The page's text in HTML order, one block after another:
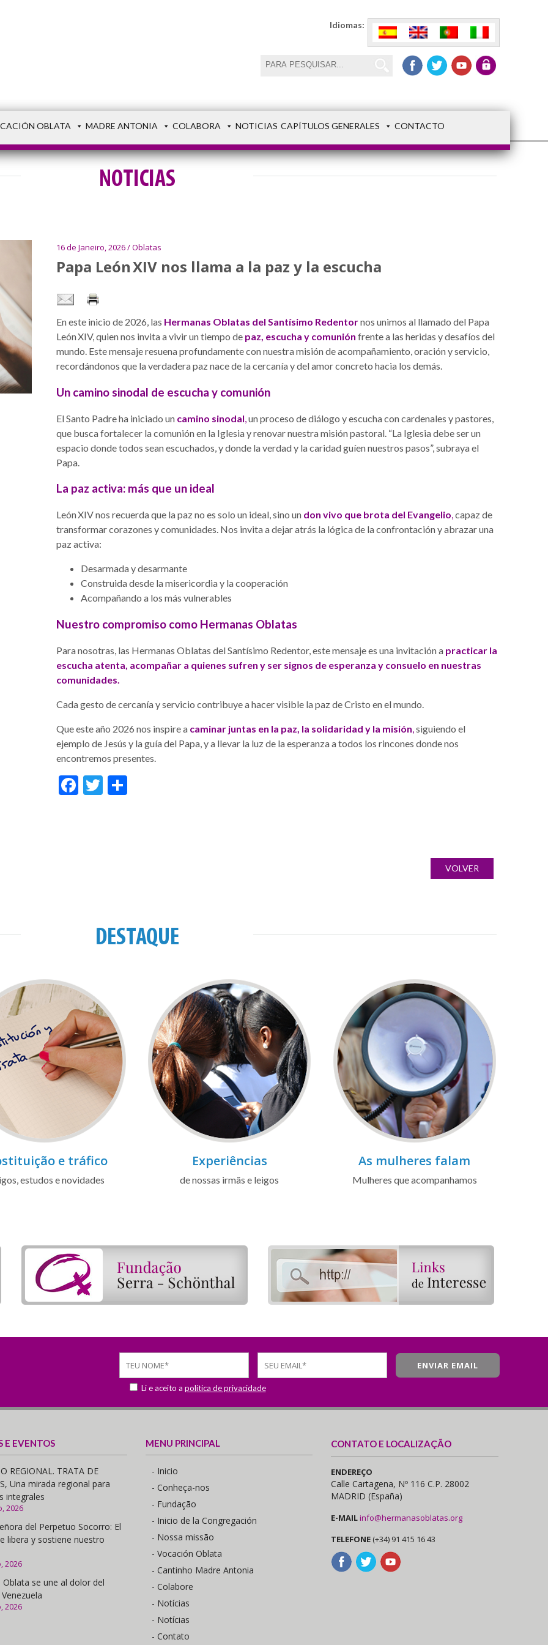
Idiomas:
OBLATA MADRE ANTONIA COLABORA NOTICIAS CAPÍTULOS GENERALES CONTACTO
NOTICIAS
16 de Janeiro, 2026 / Oblatas
Papa León XIV nos llama a la paz y la escucha
En este inicio de 2026, las Hermanas Oblatas del Santísimo Redentornos unimos al llamado del Papa
León XIV, quien nos invita a vivir un tiempo de paz, escucha y comunión frente a las heridas y desafíos del
mundo. Este mensaje resuena profundamente con nuestra misión de acompañamiento, oración y servicio,
recordándonos que la verdadera paz nace de la cercanía y del amor concreto hacia los demás.
Un camino sinodal de escucha y comunión
El Santo Padre ha iniciado un camino sinodal un proceso de diálogo y escucha con cardenales y pastores,
que busca fortalecer la comunión en la Iglesia y renovar nuestra misión pastoral. “La Iglesia debe ser un
espacio donde todos sean escuchados, y donde la verdad y la caridad guíen nuestros pasos”, subraya el
Papa.
La paz activa: más que un ideal
León XIV nos recuerda que la paz no es solo un ideal, sino un don vivo que brota del Evangelio,capaz de
transformar corazones y comunidades. Nos invita a dejar atrás la lógica de la confrontación y abrazar una
paz activa:
Desarmada y desarmante
Construida desde la misericordia y la cooperación
Acompañando a los más vulnerables
Nuestro compromiso como Hermanas Oblatas
Para nosotras, las Hermanas Oblatas del Santísimo Redentor, este mensaje es una invitación a practicar la
escucha atenta, acompañar a quienes sufren y ser signos de esperanza y consuelo en nuestras
comunidades.
Cada gesto de cercanía y servicio contribuye a hacer visible la paz de Cristo en el mundo.
Que este año 2026 nos inspire a caminar juntas en la paz, la solidaridad y la misión siguiendo el
ejemplo de Jesús y la guía del Papa, y a llevar la luz de la esperanza a todos los rincones donde nos
encontremos presentes.
Facebook
Twitter
Share
VOLVER
DESTAQUE
e tráfico
estudos e novidades
Experiências
de nossas irmãs e leigos
As mulheres falam
Mulheres que acompanhamos
Li e aceito a política de privacidade
E EVENTOS
REGIONAL. TRATA DE
Una mirada regional para
integrales
2026
del Perpetuo Socorro: El
libera y sostiene nuestro
2026
Oblata se une al dolor del
2026
MENU PRINCIPAL
- Inicio
- Conheça-nos
- Fundação
- Inicio de la Congregación
- Nossa missão
- Vocación Oblata
- Cantinho Madre Antonia
- Colabore
- Notícias
- Notícias
- Contato
CONTATO E LOCALIZAÇÃO
ENDEREÇO
Calle Cartagena, Nº 116 C.P. 28002
MADRID (España)
E-MAILinfo@hermanasoblatas.org
TELEFONE (+34) 91 415 16 43